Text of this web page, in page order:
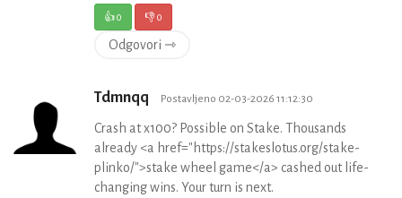
👍0 👎0
Odgovori ⇾
Tdmnqq Postavljeno 02-03-2026 11:12:30
Crash at x100? Possible on Stake. Thousands
already <a href="https://stakeslotus.org/stake-
plinko/">stake wheel game</a> cashed out life-
changing wins. Your turn is next.